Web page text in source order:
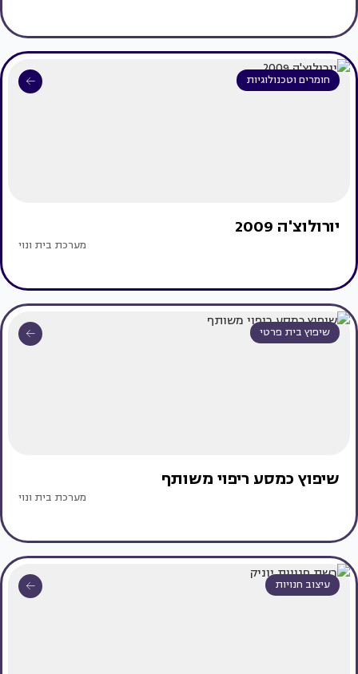
חומרים וטכנולוגיות
יורולוצ'ה 2009
מערכת בית ונוי
שיפוץ בית פרטי
שיפוץ כמסע ריפוי משותף
מערכת בית ונוי
עיצוב חנויות